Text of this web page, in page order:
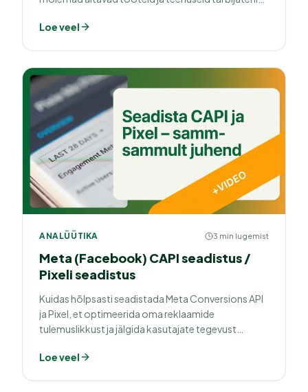
Loe veel
ANALÜÜTIKA 3 min lugemist
Meta (Facebook) CAPI seadistus /
Pixeli seadistus
Kuidas hõlpsasti seadistada Meta Conversions API
ja Pixel, et optimeerida oma reklaamide
tulemuslikkust ja jälgida kasutajate tegevust
Loe veel